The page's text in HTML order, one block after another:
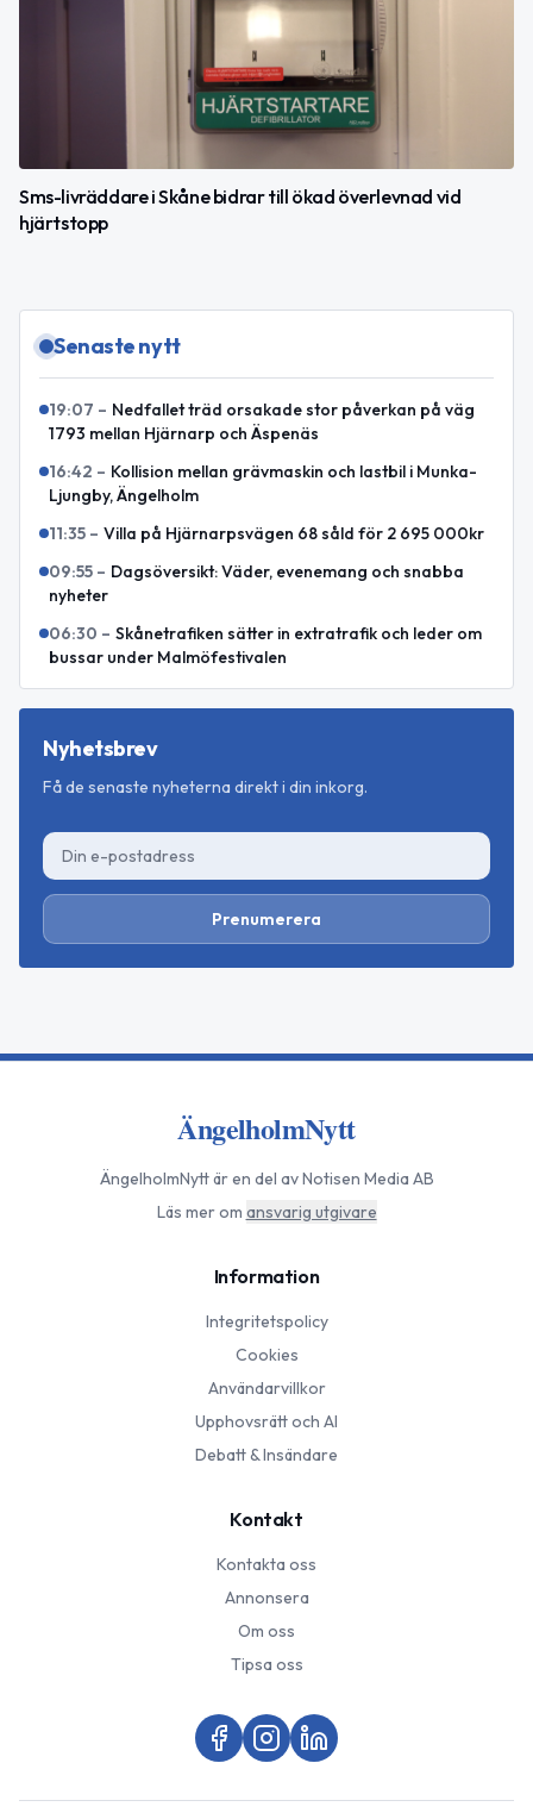
Sms-livräddare i Skåne bidrar till ökad överlevnad vid
hjärtstopp
Senaste nytt
19:07 – Nedfallet träd orsakade stor påverkan på väg
1793 mellan Hjärnarp och Äspenäs
16:42 – Kollision mellan grävmaskin och lastbil i Munka-
Ljungby, Ängelholm
11:35 – Villa på Hjärnarpsvägen 68 såld för 2 695 000kr
09:55 – Dagsöversikt: Väder, evenemang och snabba
nyheter
06:30 – Skånetrafiken sätter in extratrafik och leder om
bussar under Malmöfestivalen
Nyhetsbrev
Få de senaste nyheterna direkt i din inkorg.
Prenumerera
ÄngelholmNytt
ÄngelholmNyttär en del av Notisen Media AB
Läs mer om ansvarig utgivare
Information
Integritetspolicy
Cookies
Användarvillkor
Upphovsrätt och AI
Debatt & Insändare
Kontakt
Kontakta oss
Annonsera
Om oss
Tipsa oss